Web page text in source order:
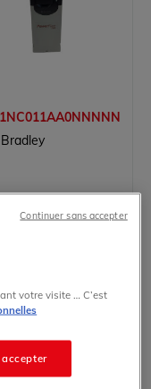
les détails
votre visite … C’est
Continuer sans accepter